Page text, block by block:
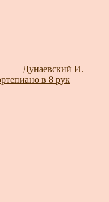
Дунаевский И.
в 8 рук